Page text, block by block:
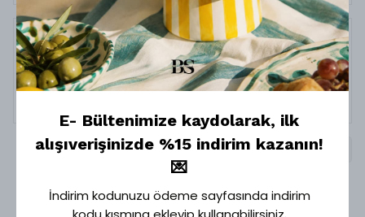
27 Aralık 2025
İlhan T.
Satın Alınmış
1
E- Bültenimize kaydolarak, ilk
alışıverişinizde %15 indirim kazanın!
💌
İndirim kodunuzu ödeme sayfasında indirim